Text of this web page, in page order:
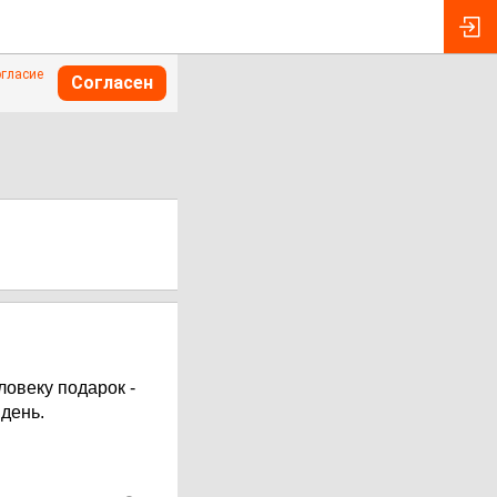
Согласен
подарок -